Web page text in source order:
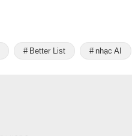
Better List nhạc AI